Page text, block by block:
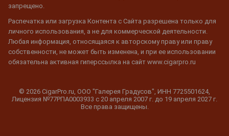
запрещено.
Распечатка или загрузка Контента с Сайта разрешена только для
личного использования, а не для коммерческой деятельности.
Любая информация, относящаяся к авторскому праву или праву
собственности, не может быть изменена, и при ее использовании
обязательна активная гиперссылка на сайт www.cigarpro.ru
© 2026 CigarPro.ru, ООО "Галерея Градусов", ИНН 7725501624,
Лицензия №77РПА0003933 c 20 апреля 2007 г. до 19 апреля 2027 г.
Все права защищены.